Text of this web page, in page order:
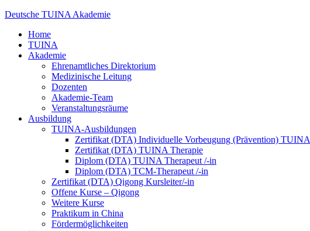
Deutsche TUINA Akademie
Home
TUINA
Akademie
Ehrenamtliches Direktorium
Medizinische Leitung
Dozenten
Akademie-Team
Veranstaltungsräume
Ausbildung
TUINA-Ausbildungen
Zertifikat (DTA) Individuelle Vorbeugung (Prävention) TUINA
Zertifikat (DTA) TUINA Therapie
Diplom (DTA) TUINA Therapeut /-in
Diplom (DTA) TCM-Therapeut /-in
Zertifikat (DTA) Qigong Kursleiter/-in
Offene Kurse – Qigong
Weitere Kurse
Praktikum in China
Fördermöglichkeiten